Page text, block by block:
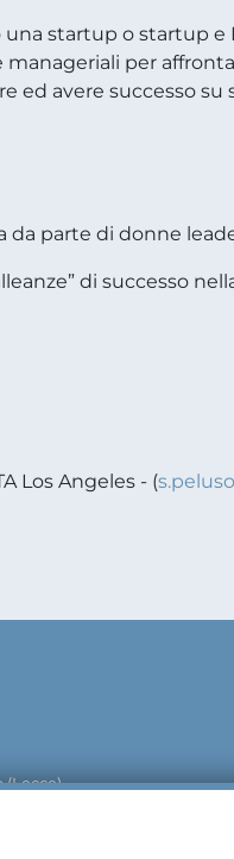
startup o startup
manageriali per
ed avere successo su
da parte di donne
di successo
Los Angeles - (
(Lecce)